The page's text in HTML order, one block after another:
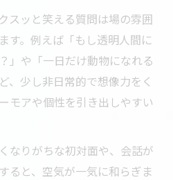
スッと笑える質問は場の雰囲
す。例えば「もし透明人間に
」や「一日だけ動物になれる
、少し非日常的で想像力をく
モアや個性を引き出しやすい
なりがちな初対面や、会話が
ると、空気が一気に和らぎま